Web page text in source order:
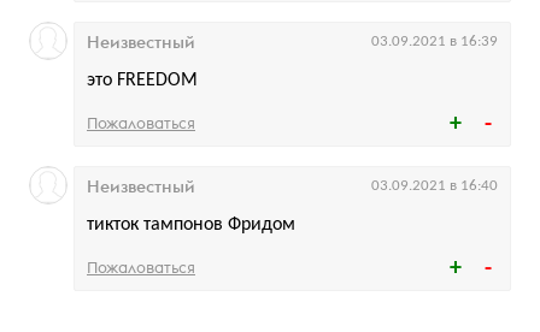
это FREEDOM
Неизвестный 03.09.2021 в 16:39
Пожаловаться
тикток тампонов Фридом
Неизвестный 03.09.2021 в 16:40
Пожаловаться